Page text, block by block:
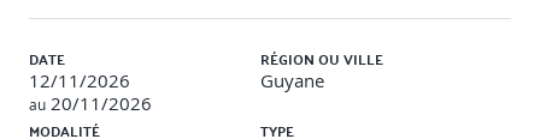
DATE
12/11/2026
au 20/11/2026
RÉGION OU VILLE
Guyane
MODALITÉ TYPE